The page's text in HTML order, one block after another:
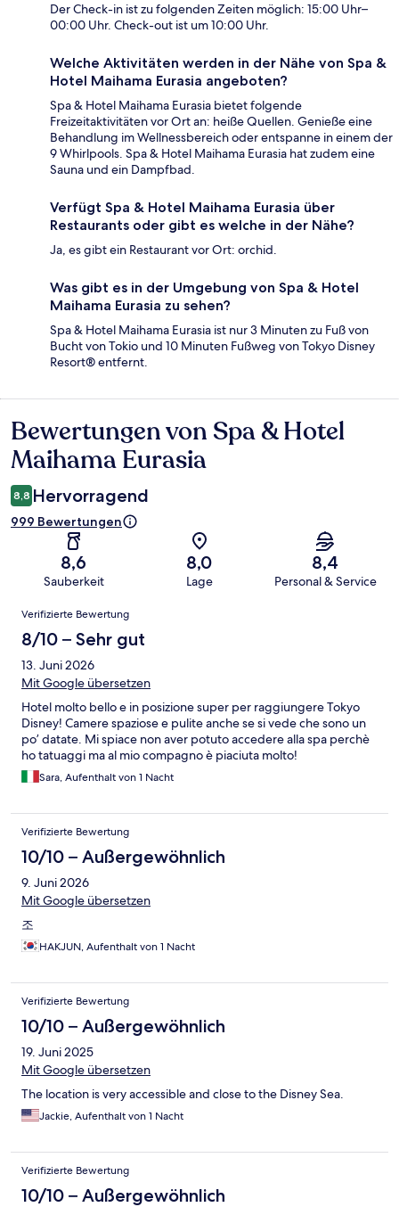
Der Check-in ist zu folgenden Zeiten möglich: 15:00 Uhr–
00:00 Uhr. Check-out ist um 10:00 Uhr.
Welche Aktivitäten werden in der Nähe von Spa &
Hotel Maihama Eurasia angeboten?
Spa & Hotel Maihama Eurasia bietet folgende
Freizeitaktivitäten vor Ort an: heiße Quellen. Genieße eine
Behandlung im Wellnessbereich oder entspanne in einem der
9 Whirlpools. Spa & Hotel Maihama Eurasia hat zudem eine
Sauna und ein Dampfbad.
Verfügt Spa & Hotel Maihama Eurasia über
Restaurants oder gibt es welche in der Nähe?
Ja, es gibt ein Restaurant vor Ort: orchid.
Was gibt es in der Umgebung von Spa & Hotel
Maihama Eurasia zu sehen?
Spa & Hotel Maihama Eurasia ist nur 3 Minuten zu Fuß von
Bucht von Tokio und 10 Minuten Fußweg von Tokyo Disney
Resort® entfernt.
Bewertungen
Bewertungen von Spa & Hotel
Maihama Eurasia
8,8 Hervorragend
999 Bewertungen
8,6
Sauberkeit
8,0
Lage
8,4
Personal & Service
Bewertungen
Verifizierte Bewertung
8/10 – Sehr gut
13. Juni 2026
Mit Google übersetzen
Hotel molto bello e in posizione super per raggiungere Tokyo
Disney! Camere spaziose e pulite anche se si vede che sono un
po’ datate. Mi spiace non aver potuto accedere alla spa perchè
ho tatuaggi ma al mio compagno è piaciuta molto!
Sara, Aufenthalt von 1 Nacht
Verifizierte Bewertung
10/10 – Außergewöhnlich
9. Juni 2026
Mit Google übersetzen
조
HAKJUN, Aufenthalt von 1 Nacht
Verifizierte Bewertung
10/10 – Außergewöhnlich
19. Juni 2025
Mit Google übersetzen
The location is very accessible and close to the Disney Sea.
Jackie, Aufenthalt von 1 Nacht
Verifizierte Bewertung
10/10 – Außergewöhnlich